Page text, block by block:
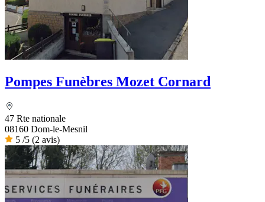
Pompes Funèbres Mozet Cornard
47 Rte nationale
08160 Dom-le-Mesnil
5 /5 (2 avis)